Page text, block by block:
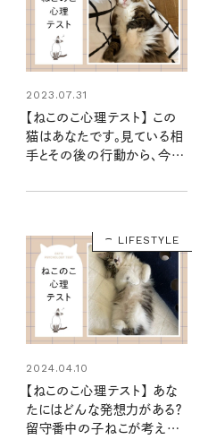
2023.07.31
【ねこのこ心理テスト】 この
猫はあなたです。見ている相
手とその後の行動から、今の
ゃ！
LIFESTYLE
2024.04.10
【ねこのこ心理テスト】 あな
たにはどんな発想力がある？
留守番中の子ねこが考えて